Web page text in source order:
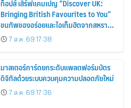
ท็อปส์ เสิร์ฟแคมเปญ “Discover UK:
Bringing British Favourites to You”
ขนทัพของอร่อยและไอเท็มฮิตจากสหราช
อาณาจักร ส่งตรงถึงมือตั้งแต่วันนี้ – 18
สิงหาคมนี้
7 ส.ค. 69 17:38
มาสเตอร์การ์ดยกระดับแพลตฟอร์มบัตร
ดิจิทัลด้วยระบบควบคุมความปลอดภัยใหม่
7 ส.ค. 69 17:36